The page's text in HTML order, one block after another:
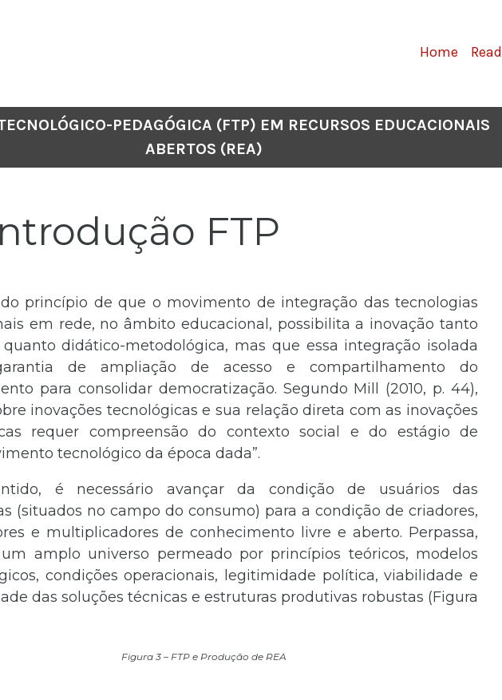
Home Read
PEDAGÓGICA (FTP) EM RECURSOS EDUCACIONAIS
ABERTOS (REA)
FTP
princípio de que o movimento de integração das tecnologias
em rede, no âmbito educacional, possibilita a inovação tanto
didático-metodológica, mas que essa integração isolada
de ampliação de acesso e compartilhamento do
para consolidar democratização. Segundo Mill (2010, p. 44),
inovações tecnológicas e sua relação direta com as inovações
requer compreensão do contexto social e do estágio de
tecnológico da época dada”.
é necessário avançar da condição de usuários das
(situados no campo do consumo) para a condição de criadores,
e multiplicadores de conhecimento livre e aberto. Perpassa,
amplo universo permeado por princípios teóricos, modelos
condições operacionais, legitimidade política, viabilidade e
das soluções técnicas e estruturas produtivas robustas (Figura
Figura 3 – FTP e Produção de REA